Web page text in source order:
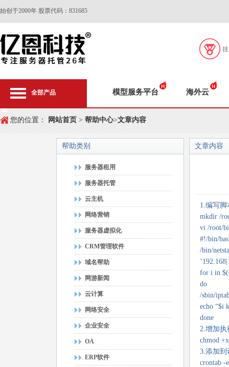
始创于2000年 股票代码：831685
全部产品 模型服务平台 海外云
您的位置： 网站首页 > 帮助中心>文章内容
帮助类别
服务器租用
服务器托管
云主机
网络营销
服务器虚拟化
CRM管理软件
域名帮助
网游新闻
云计算
网络安全
企业安全
OA
ERP软件
文章内容
1.编写脚
mkdir /
vi /root/
#!/bin/
/bin/
for i in
do
/sbin/
echo “$i
done
2.增加执
chmod
3.添加到
crontab -e